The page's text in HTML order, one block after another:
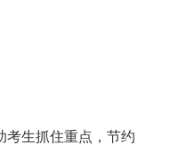
考生抓住重点，节约